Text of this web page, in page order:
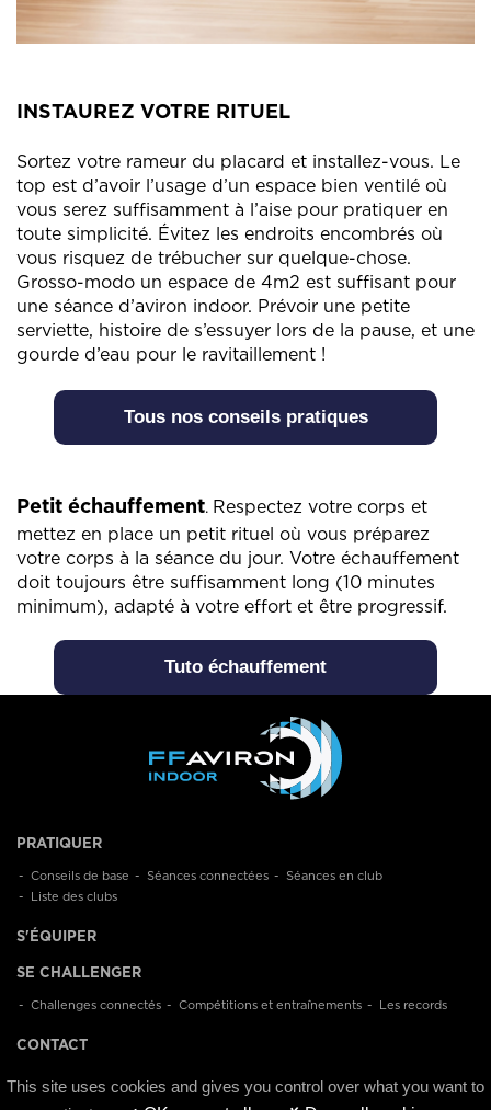
INSTAUREZ VOTRE RITUEL
Sortez votre rameur du placard et installez-vous. Le
top est d’avoir l’usage d’un espace bien ventilé où
vous serez suffisamment à l’aise pour pratiquer en
toute simplicité. Évitez les endroits encombrés où
vous risquez de trébucher sur quelque-chose.
Grosso-modo un espace de 4m2 est suffisant pour
une séance d’aviron indoor. Prévoir une petite
serviette, histoire de s’essuyer lors de la pause, et une
gourde d’eau pour le ravitaillement !
Tous nos conseils pratiques
Petit échauffement. Respectez votre corps et
mettez en place un petit rituel où vous préparez
votre corps à la séance du jour. Votre échauffement
doit toujours être suffisamment long (10 minutes
minimum), adapté à votre effort et être progressif.
Tuto échauffement
PRATIQUER
Conseils de base Séances connectées
Séances en club
Liste des clubs
S'ÉQUIPER
SE CHALLENGER
Challenges connectés Compétitions et entraînements Les records
CONTACT
This site uses cookies and gives you control over what you want to